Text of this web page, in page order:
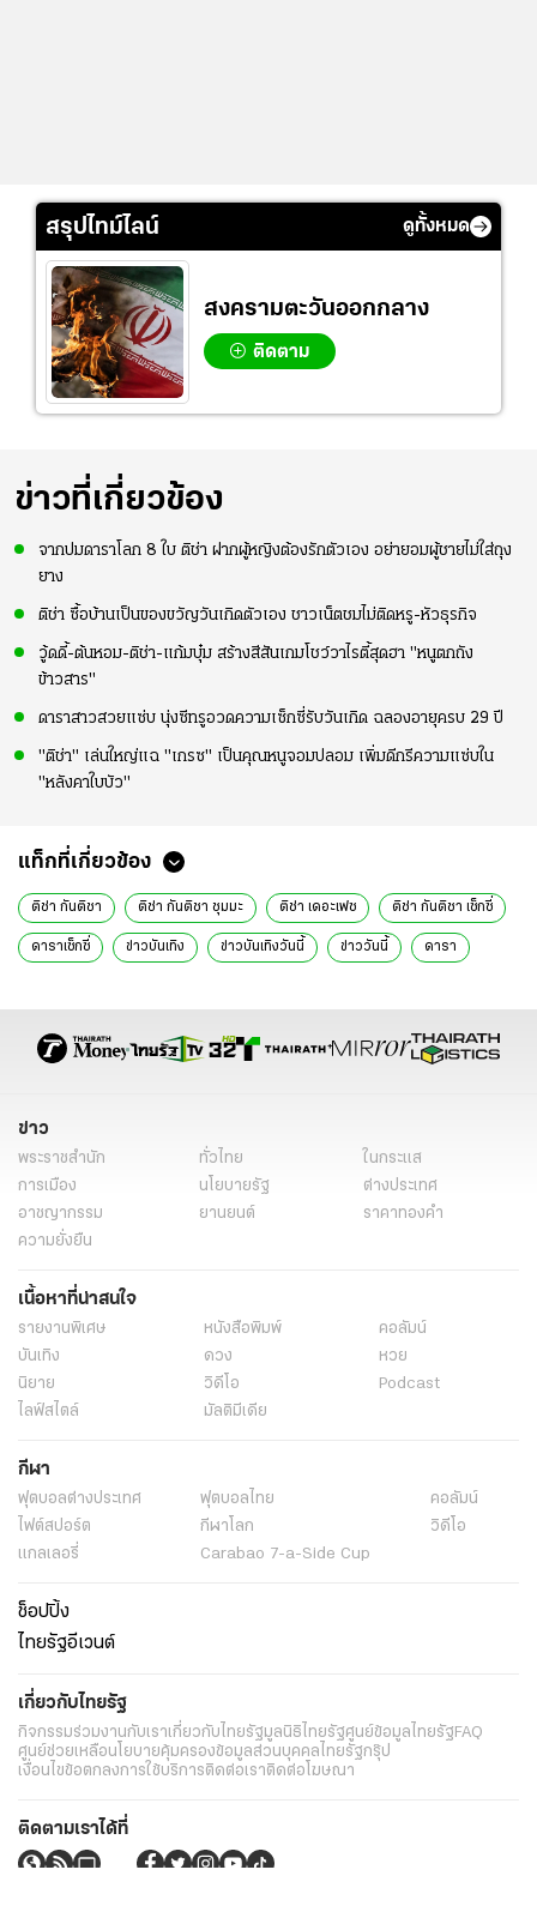
สรุปไทม์ไลน์ ดูทั้งหมด
สงครามตะวันออกกลาง
ติดตาม
ข่าวที่เกี่ยวข้อง
จากปมดาราโลก 8 ใบ ติช่า ฝากผู้หญิงต้องรักตัวเอง อย่ายอมผู้ชายไม่ใส่ถุง
ยาง
ติช่า ซื้อบ้านเป็นของขวัญวันเกิดตัวเอง ชาวเน็ตชมไม่ติดหรู-หัวธุรกิจ
วู้ดดี้-ต้นหอม-ติช่า-แก้มบุ๋ม สร้างสีสันเกมโชว์วาไรตี้สุดฮา "หนูตกถัง
ข้าวสาร"
ดาราสาวสวยแซ่บ นุ่งซีทรูอวดความเซ็กซี่รับวันเกิด ฉลองอายุครบ 29 ปี
"ติช่า" เล่นใหญ่แฉ "เกรซ" เป็นคุณหนูจอมปลอม เพิ่มดีกรีความแซ่บใน
"หลังคาใบบัว"
แท็กที่เกี่ยวข้อง
ติช่า กันติชา ติช่า กันติชา ชุมมะ ติช่า เดอะเฟซ ติช่า กันติชา เซ็กซี่
ดาราเซ็กซี่ ข่าวบันเทิง ข่าวบันเทิงวันนี้ ข่าววันนี้ ดารา
ข่าว
พระราชสำนัก ทั่วไทย
ในกระแส
การเมือง
นโยบายรัฐ
ต่างประเทศ
อาชญากรรม
ยานยนต์
ราคาทองคำ
ความยั่งยืน
เนื้อหาที่น่าสนใจ
รายงานพิเศษ หนังสือพิมพ์
คอลัมน์
บันเทิง
ดวง
หวย
นิยาย
วิดีโอ
Podcast
ไลฟ์สไตล์
มัลติมีเดีย
กีฬา
ฟุตบอลต่่างประเทศ ฟุตบอลไทย
คอลัมน์
ไฟต์สปอร์ต
กีฬาโลก
วิดีโอ
แกลเลอรี่
Carabao 7-a-Side Cup
ช็อปปิ้ง
ไทยรัฐอีเวนต์
เกี่ยวกับไทยรัฐ
กิจกรรมร่วมงานกับเราเกี่ยวกับไทยรัฐมูลนิธิไทยรัฐศูนย์ข้อมูลไทยรัฐFAQ
ศูนย์ช่วยเหลือนโยบายคุ้มครองข้อมูลส่วนบุคคลไทยรัฐกรุ๊ป
เงื่อนไขข้อตกลงการใช้บริการติดต่อเราติดต่อโฆษณา
ติดตามเราได้ที่